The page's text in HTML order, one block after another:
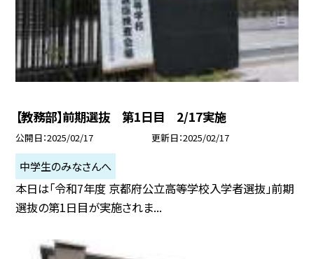
【教務部】前期選抜 第1日目 2/17実施
公開日 2025/02/17 更新日 2025/02/17
中学生のみなさんへ
本日は「令和7年度 京都府公立高等学校入学者選抜」前期
選抜の第1日目が実施されま...